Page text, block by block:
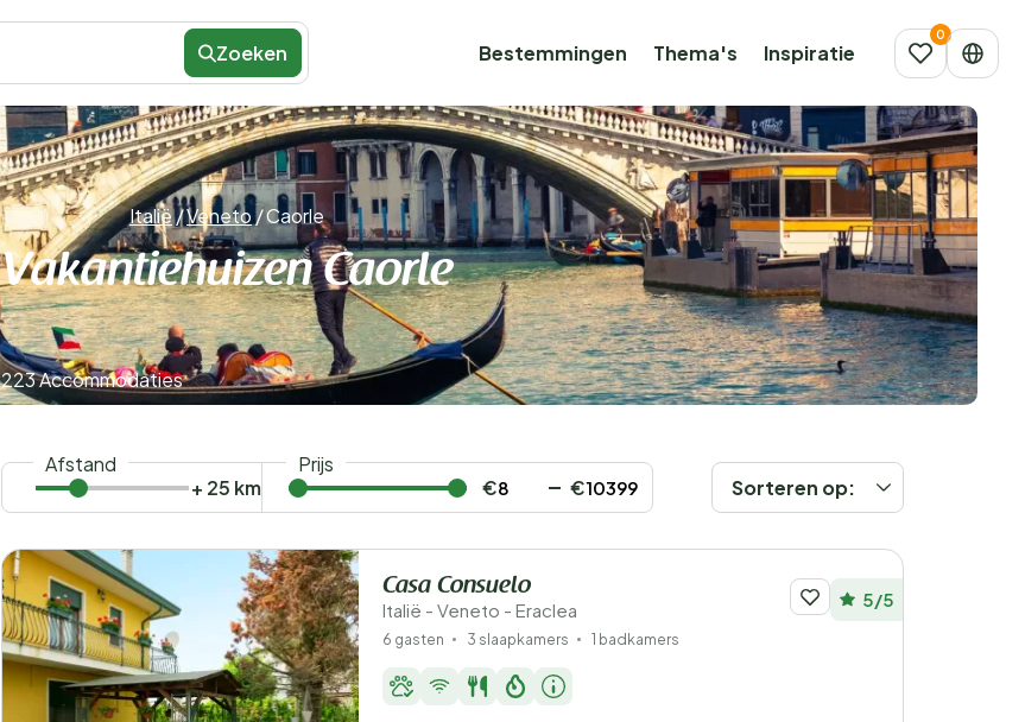
Zoeken Bestemmingen Thema's Inspiratie
Italië/Veneto/Caorle
Vakantiehuizen Caorle
223 Accommodaties
Afstand
+ 25 km
Prijs
€
€ Sorteren op:
Casa Consuelo
Italië - Veneto - Eraclea 5/5
6 gasten 3 slaapkamers 1 badkamers